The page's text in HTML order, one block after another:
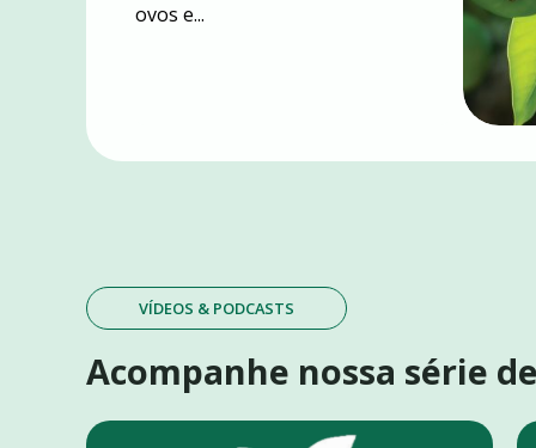
ovos e...
VÍDEOS & PODCASTS
Acompanhe nossa série